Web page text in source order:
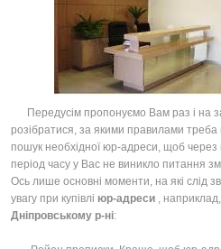
Передусім пропонуємо Вам раз і на
розібратися, за якими правилами треба
пошук необхідної юр-адреси, щоб через
період часу у Вас не виникло питання
Ось лише основні моменти, на які слід
увагу при купівлі юр-адреси ,
Дніпровському р-ні: